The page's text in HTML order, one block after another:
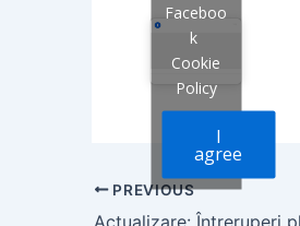
Faceboo
k
Cookie
Policy
I
agree
PREVIOUS